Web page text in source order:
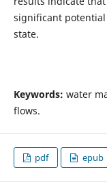
significant
state.
Keywords: water
flows.
pdf epub